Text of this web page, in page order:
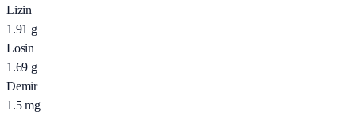
Lizin
1.91 g
Losin
1.69 g
Demir
1.5 mg